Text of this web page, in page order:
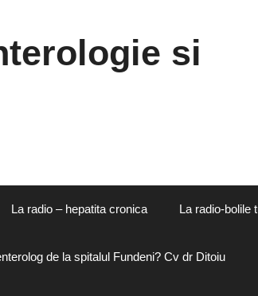
si
La radio – hepatita cronica La radio-bolile
de la spitalul Fundeni? Cv dr Ditoiu